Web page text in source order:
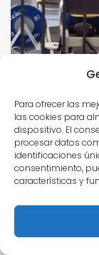
Para ofrecer las
las cookies para
dispositivo. El
procesar datos
identificaciones
consentimiento,
características y
Talento
Paternina,
Mundial